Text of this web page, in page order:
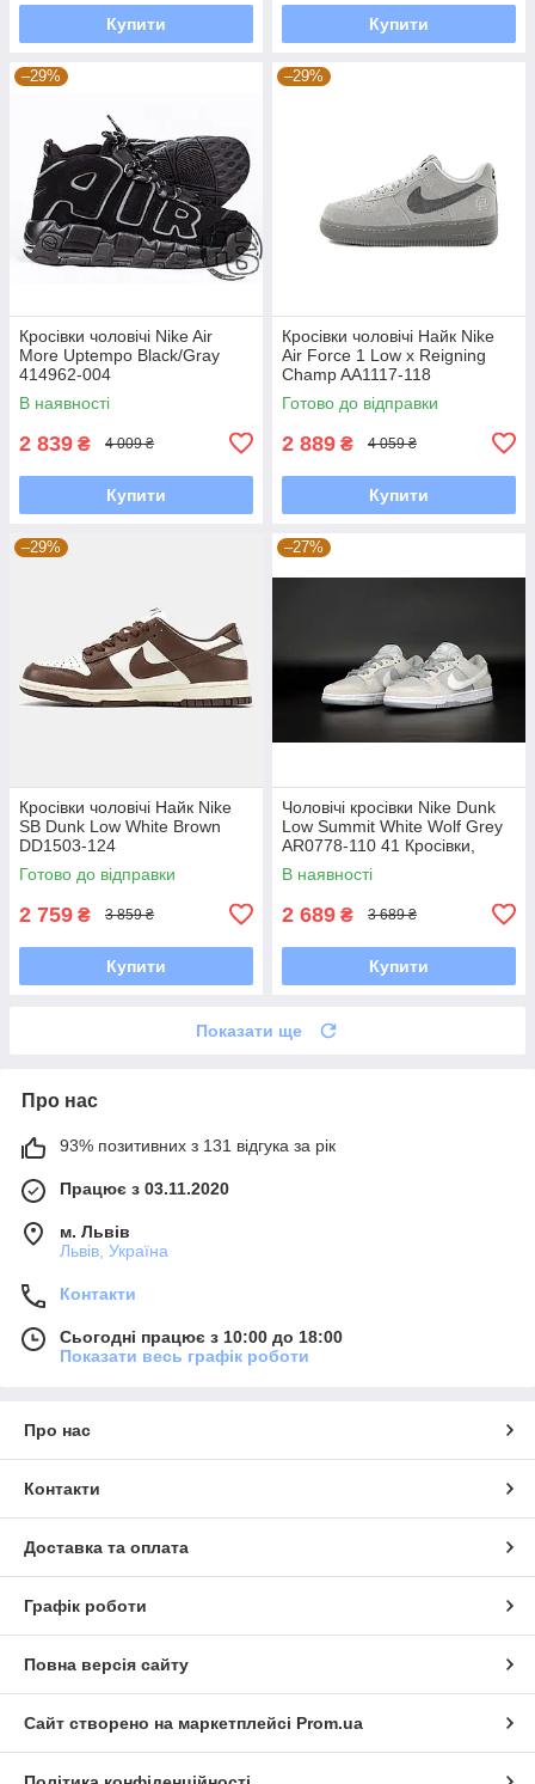
Купити Купити
–29%
Кросівки чоловічі Nike Air
More Uptempo Black/Gray
414962-004
В наявності
2 839 ₴ 4 009 ₴
Купити
–29%
Кросівки чоловічі Найк Nike
Air Force 1 Low x Reigning
Champ AA1117-118
Готово до відправки
2 889 ₴ 4 059 ₴
Купити
–29%
Кросівки чоловічі Найк Nike
SB Dunk Low White Brown
DD1503-124
Готово до відправки
2 759 ₴ 3 859 ₴
Купити
–27%
Чоловічі кросівки Nike Dunk
Low Summit White Wolf Grey
AR0778-110 41 Кросівки,
Текстильна, Шнурівка, Товста
підошва, Замша,
В наявності
2 689 ₴ 3 689 ₴
Купити
Показати ще
Про нас
93% позитивних з 131 відгука за рік
Працює з 03.11.2020
м. Львів
Львів, Україна
Контакти
Сьогодні працює з 10:00 до 18:00
Показати весь графік роботи
Про нас
Контакти
Доставка та оплата
Графік роботи
Повна версія сайту
Сайт створено на маркетплейсі Prom.ua